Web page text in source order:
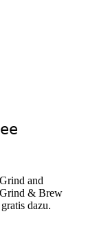
and
& Brew
dazu.